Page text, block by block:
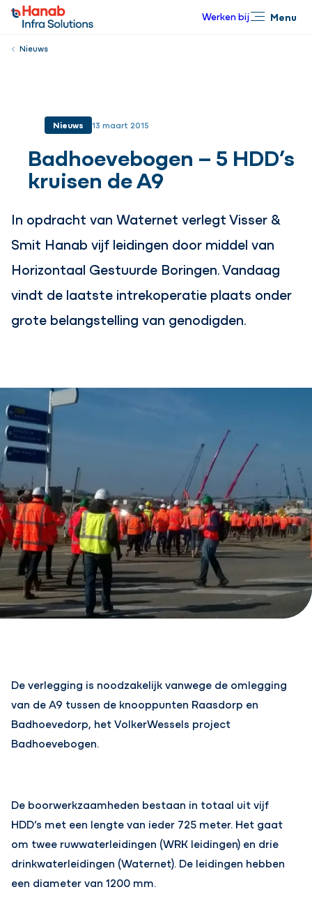
Werken bij Menu
Nieuws
Nieuws 13 maart 2015
Badhoevebogen – 5 HDD’s
kruisen de A9
In opdracht van Waternet verlegt Visser &
Smit Hanab vijf leidingen door middel van
Horizontaal Gestuurde Boringen. Vandaag
vindt de laatste intrekoperatie plaats onder
grote belangstelling van genodigden.
De verlegging is noodzakelijk vanwege de omlegging
van de A9 tussen de knooppunten Raasdorp en
Badhoevedorp, het VolkerWessels project
Badhoevebogen.
De boorwerkzaamheden bestaan in totaal uit vijf
HDD’s met een lengte van ieder 725 meter. Het gaat
om twee ruwwaterleidingen (WRK leidingen) en drie
drinkwaterleidingen (Waternet). De leidingen hebben
een diameter van 1200 mm.
Sluiten